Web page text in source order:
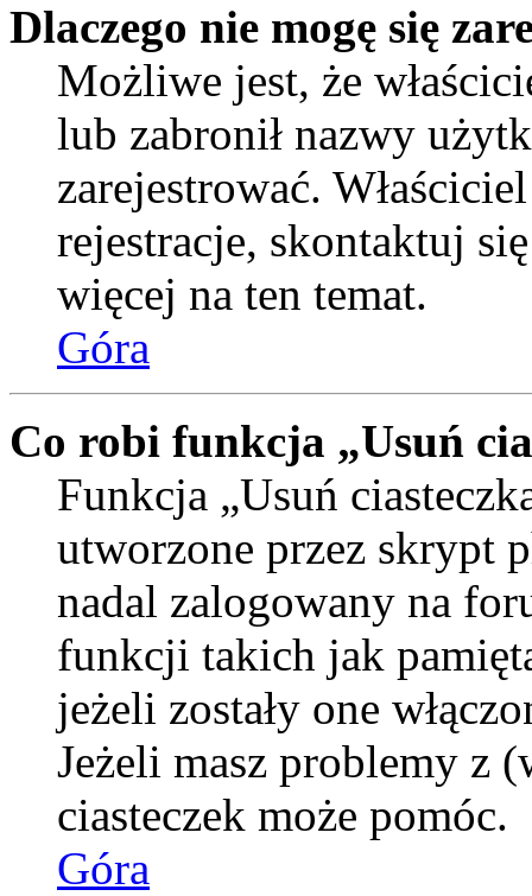
Dlaczego nie mogę się
Możliwe jest, że
lub zabronił nazwy
zarejestrować.
rejestracje, skontaktuj
więcej na ten temat.
Góra
Co robi funkcja „Usuń
Funkcja „Usuń
utworzone przez skrypt
nadal zalogowany na
funkcji takich jak
jeżeli zostały one
Jeżeli masz problemy z
ciasteczek może pomóc.
Góra